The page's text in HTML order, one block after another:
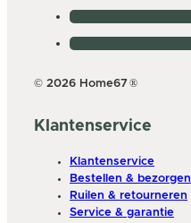
© 2026 Home67 ®
Klantenservice
Klantenservice
Bestellen & bezorgen
Ruilen & retourneren
Service & garantie